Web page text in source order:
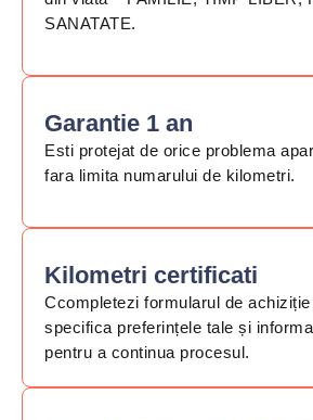
SANATATE.​
Garantie 1 an​
Esti protejat de orice problema
fara limita numarului de kilometri.​
Kilometri certificati​​
Ccompletezi formularul de
specifica preferințele tale și
pentru a continua procesul.